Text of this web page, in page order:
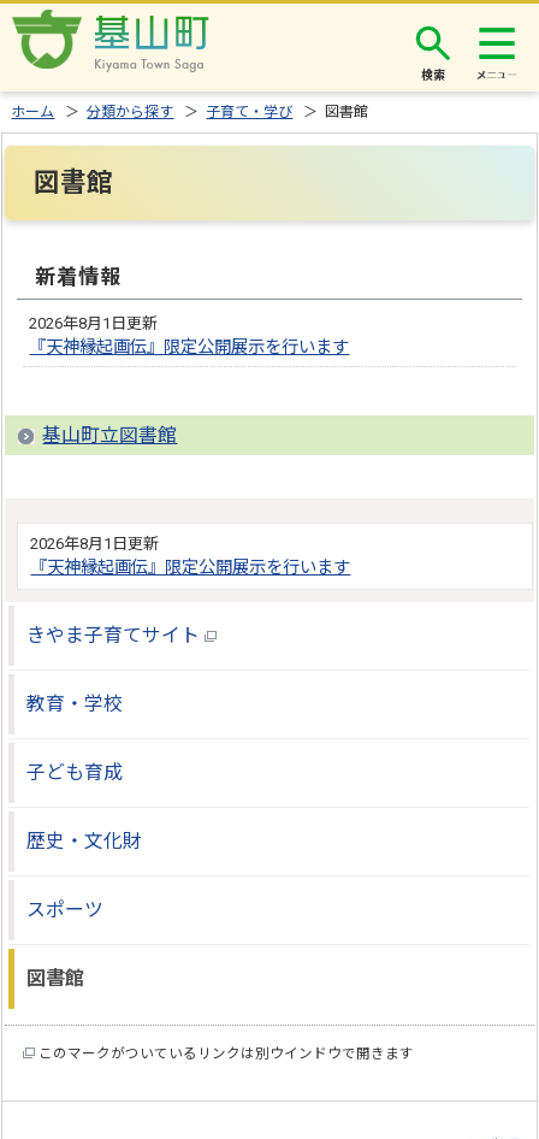
検索
ホーム ＞分類から探す ＞ 子育て・学び ＞ 図書館
図書館
新着情報
2026年8月1日更新
『天神縁起画伝』限定公開展示を行います
基山町立図書館
2026年8月1日更新
『天神縁起画伝』限定公開展示を行います
きやま子育てサイト
教育・学校
子ども育成
歴史・文化財
スポーツ
図書館
このマークがついているリンクは別ウインドウで開きます